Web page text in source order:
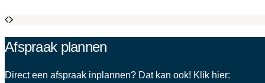
Afspraak plannen
Direct een afspraak inplannen? Dat kan ook! Klik hier: